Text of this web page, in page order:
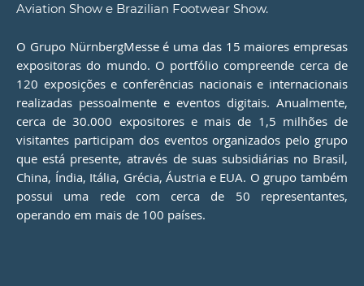
Aviation Show e Brazilian Footwear Show.
O Grupo NürnbergMesse é uma das 15 maiores empresas
expositoras do mundo. O portfólio compreende cerca de
120 exposições e conferências nacionais e internacionais
realizadas pessoalmente e eventos digitais. Anualmente,
cerca de 30.000 expositores e mais de 1,5 milhões de
visitantes participam dos eventos organizados pelo grupo
que está presente, através de suas subsidiárias no Brasil,
China, Índia, Itália, Grécia, Áustria e EUA. O grupo também
possui uma rede com cerca de 50 representantes,
operando em mais de 100 países.